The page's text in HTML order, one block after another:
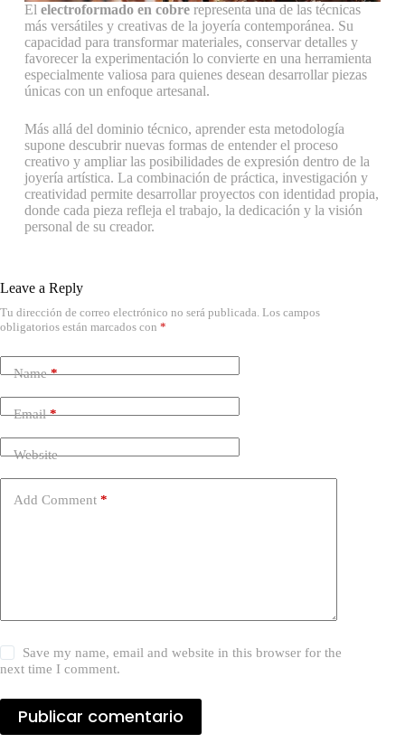
El electroformado en cobrerepresenta una de las técnicas
más versátiles y creativas de la joyería contemporánea. Su
capacidad para transformar materiales, conservar detalles y
favorecer la experimentación lo convierte en una herramienta
especialmente valiosa para quienes desean desarrollar piezas
únicas con un enfoque artesanal.
Más allá del dominio técnico, aprender esta metodología
supone descubrir nuevas formas de entender el proceso
creativo y ampliar las posibilidades de expresión dentro de la
joyería artística. La combinación de práctica, investigación y
creatividad permite desarrollar proyectos con identidad propia,
donde cada pieza refleja el trabajo, la dedicación y la visión
personal de su creador.
Leave a Reply
Tu dirección de correo electrónico no será publicada. Los campos
obligatorios están marcados con *
Name*
Email*
Website
Add Comment *
Save my name, email and website in this browser for the
next time I comment.
Publicar comentario